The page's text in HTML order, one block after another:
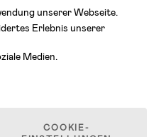
unserer Webseite.
Erlebnis unserer
Medien.
COOKIE-